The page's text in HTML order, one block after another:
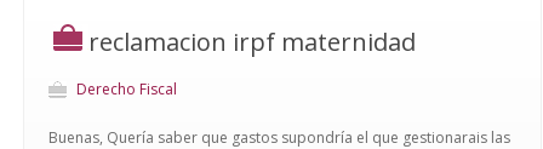
reclamacion irpf maternidad
Derecho Fiscal
Buenas, Quería saber que gastos supondría el que gestionarais las